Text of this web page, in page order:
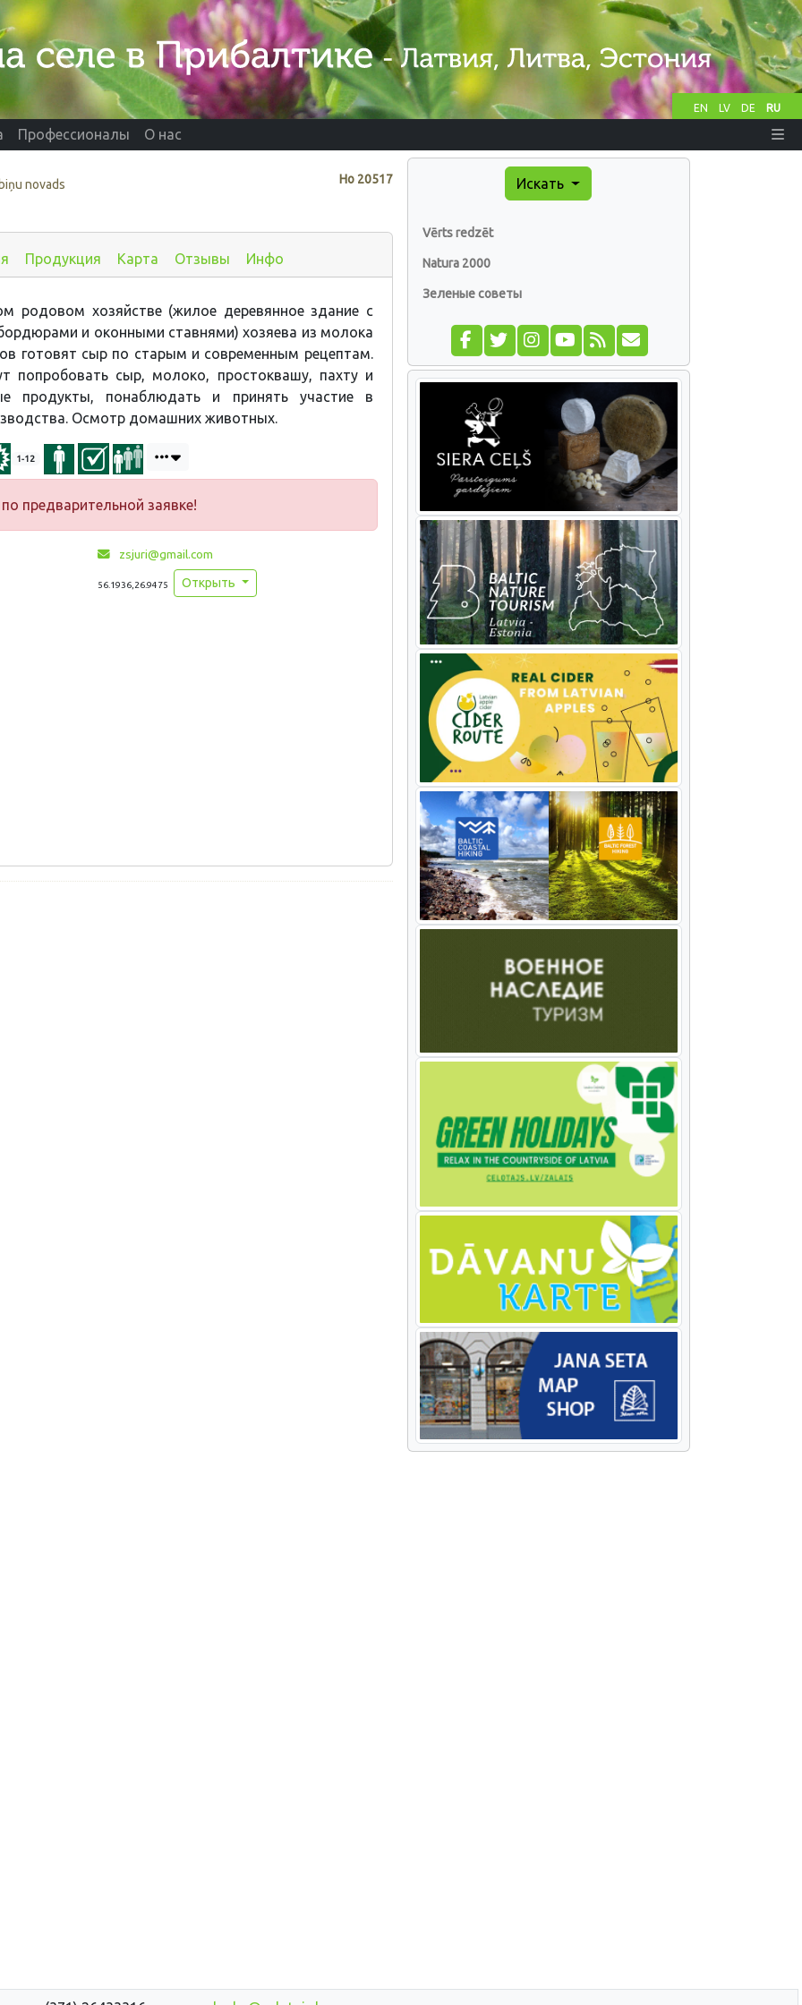
EN LV DE RU
Профессионалы О нас
Нo 20517
novads
Продукция Карта Отзывы Инфо
родовом хозяйстве (жилое деревянное здание с
и оконными ставнями) хозяева из молока
готовят сыр по старым и современным рецептам.
попробовать сыр, молоко, простоквашу, пахту и
продукты, понаблюдать и принять участие в
Осмотр домашних животных.
1-12
предварительной заявке!
zsjuri@gmail.com
56.1936,26.9475 Открыть
Искать
Vērts redzēt
Natura 2000
Зеленые советы